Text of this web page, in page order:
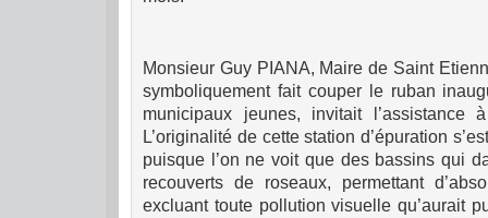
Monsieur Guy PIANA, Maire de Saint
symboliquement fait couper le ruban
municipaux jeunes, invitait l’assistance
L’originalité de cette station d’épuration
puisque l’on ne voit que des bassins qui
recouverts de roseaux, permettant
excluant toute pollution visuelle qu’aurait